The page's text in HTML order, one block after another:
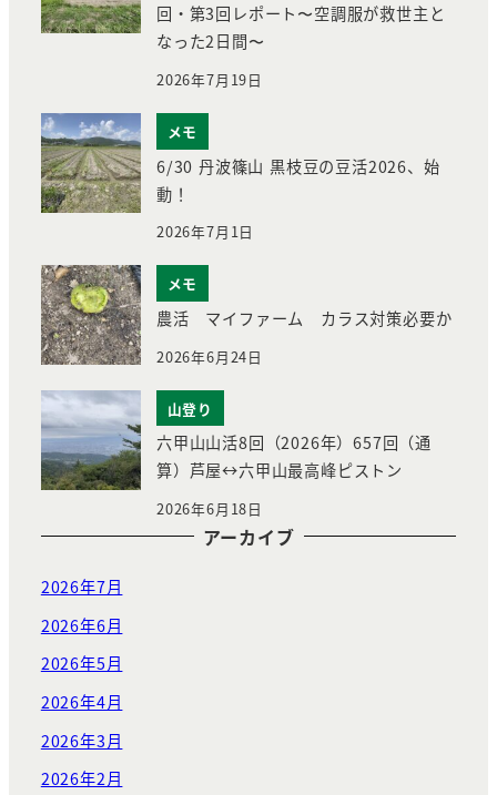
回・第3回レポート〜空調服が救世主と
なった2日間〜
2026年7月19日
メモ
6/30 丹波篠山 黒枝豆の豆活2026、始
動！
2026年7月1日
メモ
農活 マイファーム カラス対策必要か
2026年6月24日
山登り
六甲山山活8回（2026年）657回（通
算）芦屋↔︎六甲山最高峰ピストン
2026年6月18日
アーカイブ
2026年7月
2026年6月
2026年5月
2026年4月
2026年3月
2026年2月